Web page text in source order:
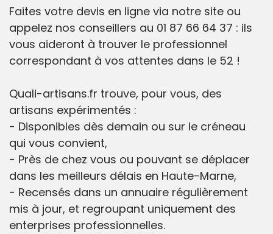
Faites votre devis en ligne via notre site ou
appelez nos conseillers au 01 87 66 64 37 : ils
vous aideront à trouver le professionnel
correspondant à vos attentes dans le 52 !
Quali-artisans.fr trouve, pour vous, des
artisans expérimentés :
- Disponibles dès demain ou sur le créneau
qui vous convient,
- Près de chez vous ou pouvant se déplacer
dans les meilleurs délais en Haute-Marne,
- Recensés dans un annuaire régulièrement
mis à jour, et regroupant uniquement des
enterprises professionnelles.